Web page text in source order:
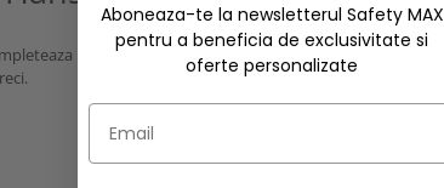
perfect tinuta, atat in
Aboneaza-te la newsletterul Safety MAX
pentru a beneficia de exclusivitate si
oferte personalizate